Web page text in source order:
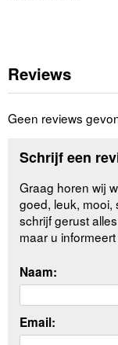
Reviews
Geen reviews
Schrijf een
Graag horen wij
goed, leuk, mooi,
schrijf gerust
maar u
Naam:
Email: